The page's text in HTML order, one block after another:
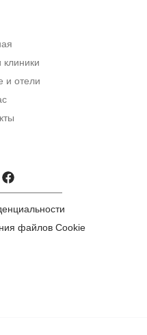
и отели
файлов Cookie